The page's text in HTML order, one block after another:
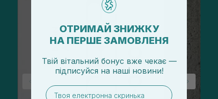
ОТРИМАЙ ЗНИЖКУ
НА ПЕРШЕ ЗАМОВЛЕНЯ
Твій вітальний бонус вже чекає —
підписуйся на наші новини!
email